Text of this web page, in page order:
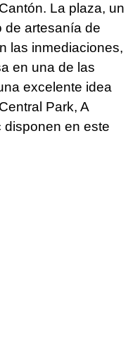
La plaza, un
de artesanía de
las inmediaciones,
en una de las
excelente idea
Park, A
disponen en este